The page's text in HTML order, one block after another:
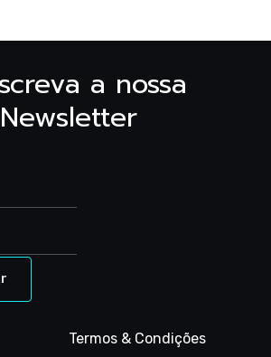
a nossa
Newsletter
Termos & Condições